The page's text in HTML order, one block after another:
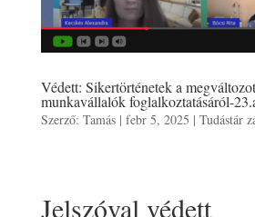
Védett: Sikertörténetek a
munkavállalók foglalkoztatásáról-
Szerző: Tamás| febr 5, 2025 | Tudástár
Jelszóval védett